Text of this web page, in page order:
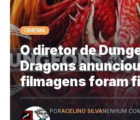
CINEMA
O diretor de
Dragons
filmagens foram
PORACELINO SILVANENHUM